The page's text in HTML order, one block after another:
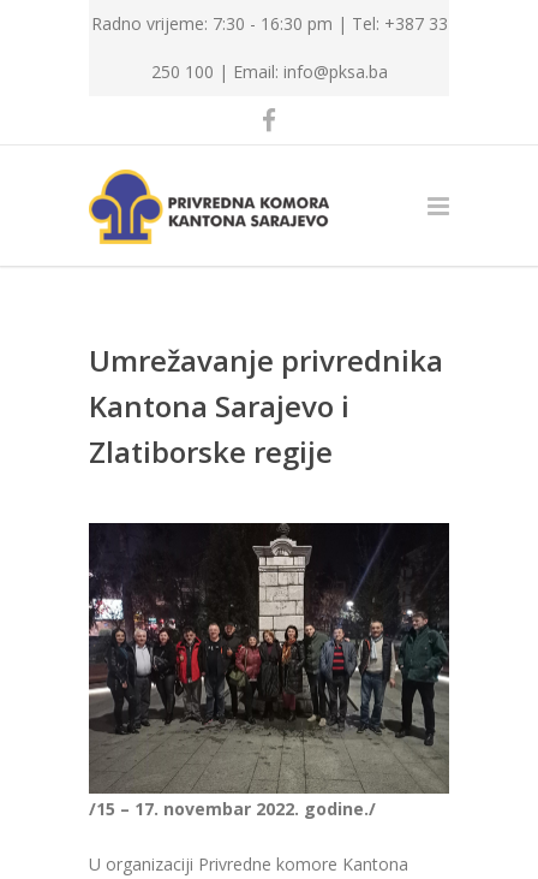
Radno vrijeme: 7:30 - 16:30 pm | Tel: +387 33
250 100 | Email: info@pksa.ba
Umrežavanje privrednika
Kantona Sarajevo i
Zlatiborske regije
/15 – 17. novembar 2022. godine./
U organizaciji Privredne komore Kantona